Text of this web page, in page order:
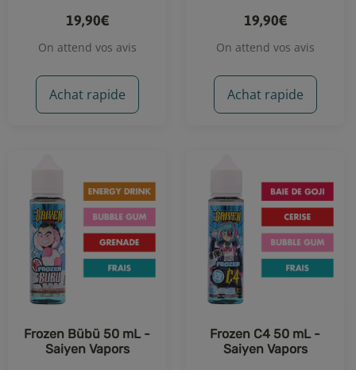
19,90€
On attend vos avis
Achat rapide
19,90€
On attend vos avis
Achat rapide
Frozen Bübü 50 mL -
Saiyen Vapors
Frozen C4 50 mL -
Saiyen Vapors